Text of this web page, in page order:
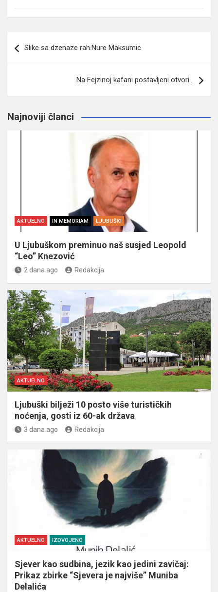
članaka
Slike sa dzenaze rah.Nure Maksumic
Na Fejzinoj kafani postavljeni otvori…
Najnoviji članci
AKTUELNO IN MEMORIAM LJUBUŠKI
U Ljubuškom preminuo naš susjed Leopold
“Leo” Knezović
2 dana ago Redakcija
AKTUELNO
Ljubuški bilježi 10 posto više turističkih
noćenja, gosti iz 60-ak država
3 dana ago Redakcija
AKTUELNO IZDVOJENO
Sjever kao sudbina, jezik kao jedini zavičaj:
Prikaz zbirke “Sjevera je najviše” Muniba
Delalića